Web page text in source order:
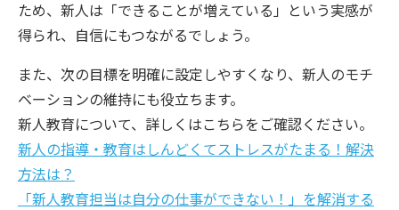
ため、新人は「できることが増えている」という実感が
得られ、自信にもつながるでしょう。
また、次の目標を明確に設定しやすくなり、新人のモチ
ベーションの維持にも役立ちます。
新人教育について、詳しくはこちらをご確認ください。
新人の指導・教育はしんどくてストレスがたまる！解決
方法は？
「新人教育担当は自分の仕事ができない！」を解消する